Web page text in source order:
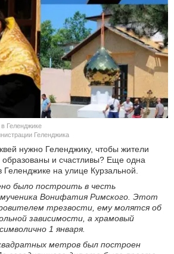
ОБЩЕСТВО
КУЛЬТУРА
НАУКА
СПОРТ
ШОУ-БИЗНЕС
АВТО И МОТО
ЭГОИЗМ
БЛОГ
Геленджике
Геленджика
нужно Геленджику, чтобы жители
и счастливы? Еще одна
Геленджике на улице Курзальной.
было построить в честь
мученика Вонифатия Римского. Этот
трезвости, ему молятся об
зависимости, а храмовый
1 января.
метров был построен